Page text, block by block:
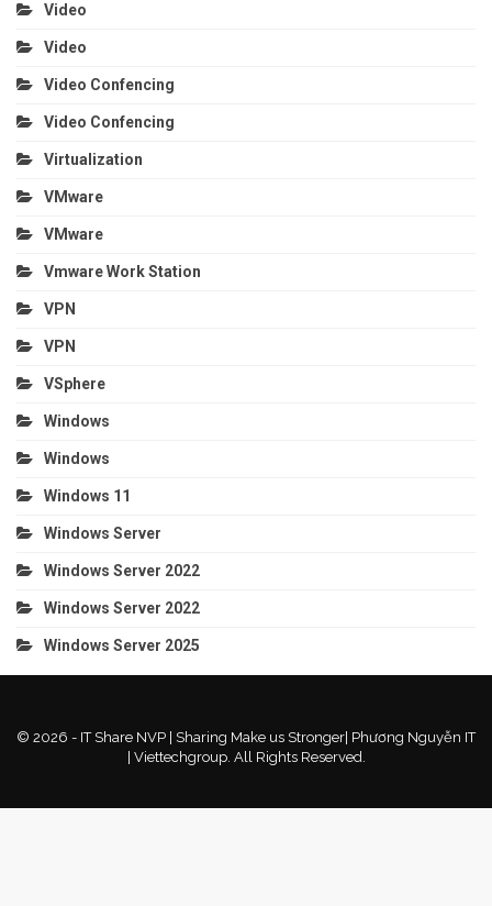
Video
Video
Video Confencing
Video Confencing
Virtualization
VMware
VMware
Vmware Work Station
VPN
VPN
VSphere
Windows
Windows
Windows 11
Windows Server
Windows Server 2022
Windows Server 2022
Windows Server 2025
© 2026 - IT Share NVP | Sharing Make us Stronger| Phương Nguyễn IT
| Viettechgroup. All Rights Reserved.